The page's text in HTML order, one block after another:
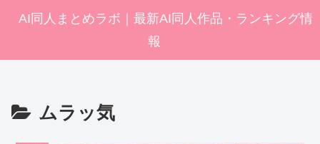
AI同人まとめラボ｜最新AI同人作品・ランキング情
報
ムラッ気